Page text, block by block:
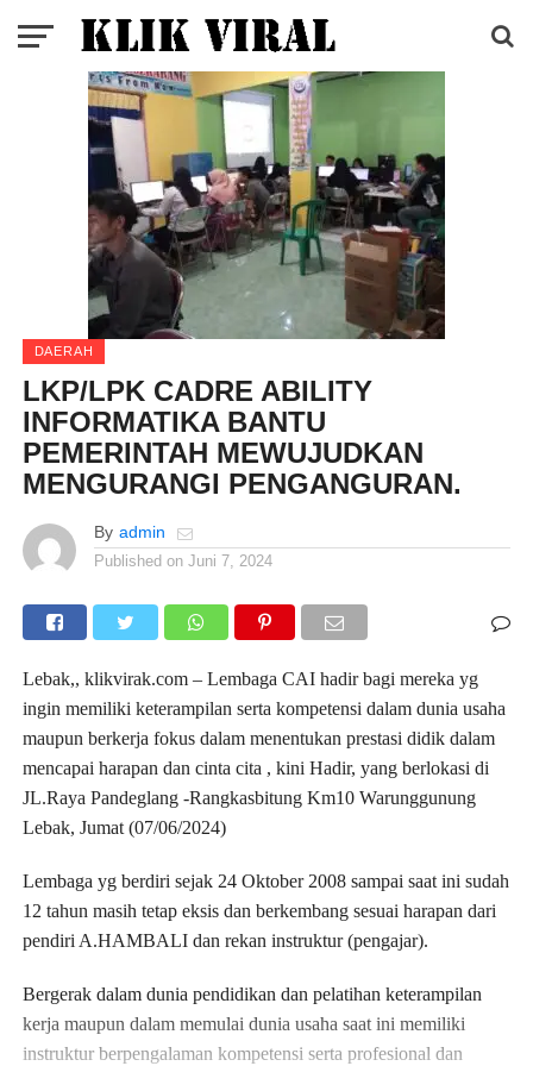
DAERAH
LKP/LPK CADRE ABILITY
INFORMATIKA BANTU
PEMERINTAH MEWUJUDKAN
MENGURANGI PENGANGURAN.
By admin
Published on Juni 7, 2024
Lebak,, klikvirak.com – Lembaga CAI hadir bagi mereka yg
ingin memiliki keterampilan serta kompetensi dalam dunia usaha
maupun berkerja fokus dalam menentukan prestasi didik dalam
mencapai harapan dan cinta cita , kini Hadir, yang berlokasi di
JL.Raya Pandeglang -Rangkasbitung Km10 Warunggunung
Lebak, Jumat (07/06/2024)
Lembaga yg berdiri sejak 24 Oktober 2008 sampai saat ini sudah
12 tahun masih tetap eksis dan berkembang sesuai harapan dari
pendiri A.HAMBALI dan rekan instruktur (pengajar).
Bergerak dalam dunia pendidikan dan pelatihan keterampilan
kerja maupun dalam memulai dunia usaha saat ini memiliki
instruktur berpengalaman kompetensi serta profesional dan